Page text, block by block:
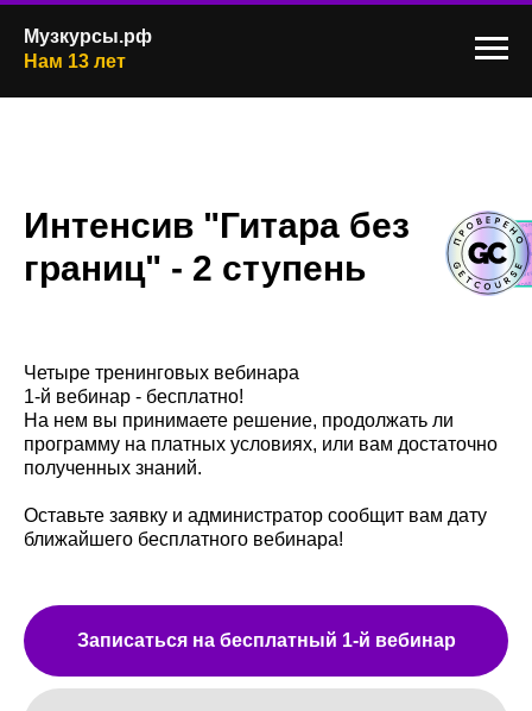
Музкурсы.рф
Нам 13 лет
Интенсив "Гитара без
границ" - 2 ступень
Четыре тренинговых вебинара
1-й вебинар - бесплатно!
На нем вы принимаете решение, продолжать ли
программу на платных условиях, или вам достаточно
полученных знаний.
Оставьте заявку и администратор сообщит вам дату
ближайшего бесплатного вебинара!
Записаться на бесплатный 1-й вебинар